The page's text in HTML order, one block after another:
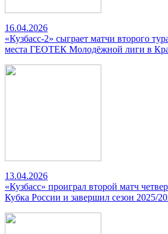
16.04.2026
«Кузбасс-2» сыграет матчи второго
места ГЕОТЕК Молодёжной лиги в
13.04.2026
«Кузбасс» проиграл второй матч
Кубка России и завершил сезон 2025/